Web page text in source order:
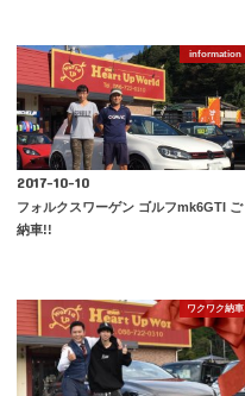
information
2017-10-10
フォルクスワーゲン ゴルフmk6GTI ご
納車!!
ワクワク納車